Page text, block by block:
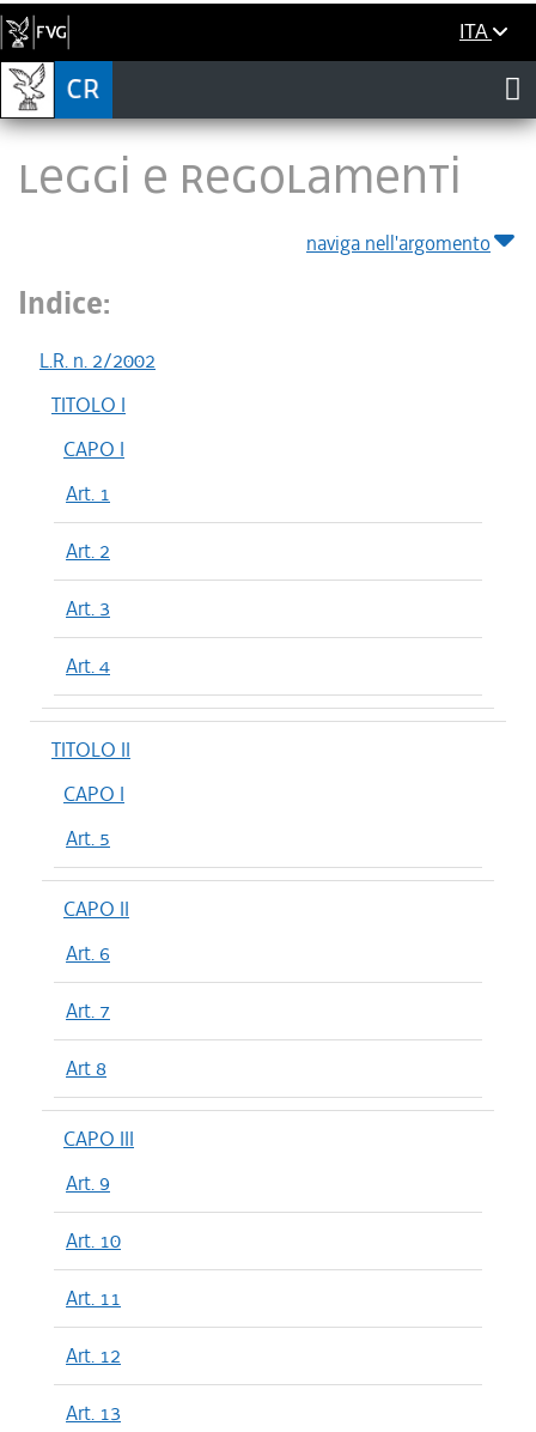
ITA
LEGGI E REGOLAMENTI
naviga nell'argomento
Indice:
L.R. n. 2/2002
TITOLO I
CAPO I
Art. 1
Art. 2
Art. 3
Art. 4
TITOLO II
CAPO I
Art. 5
CAPO II
Art. 6
Art. 7
Art 8
CAPO III
Art. 9
Art. 10
Art. 11
Art. 12
Art. 13